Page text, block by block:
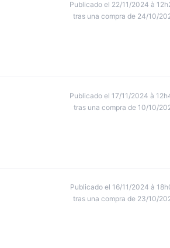
Publicado el 22/11/2024 à
tras una compra de 24/10/
Publicado el 17/11/2024 à
tras una compra de 10/10/
Publicado el 16/11/2024 à
tras una compra de 23/10/